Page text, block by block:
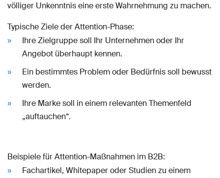
völliger Unkenntnis eine erste Wahrnehmung zu machen.
Typische Ziele der Attention-Phase:
Ihre Zielgruppe soll Ihr Unternehmen oder Ihr
Angebot überhaupt kennen.
Ein bestimmtes Problem oder Bedürfnis soll bewusst
werden.
Ihre Marke soll in einem relevanten Themenfeld
„auftauchen“.
Beispiele für Attention-Maßnahmen im B2B:
Fachartikel, Whitepaper oder Studien zu einem